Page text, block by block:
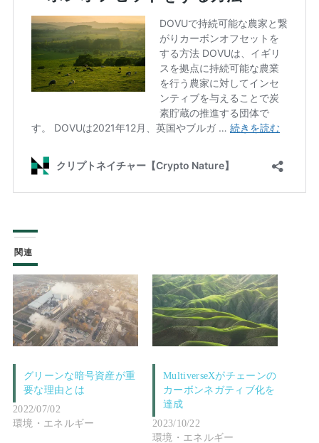
関連
グリーンな暗号資産が重
要な理由とは
2022/07/02
環境・エネルギー
MultiverseXがチェーンの
カーボンネガティブ化を
達成
2023/10/22
環境・エネルギー